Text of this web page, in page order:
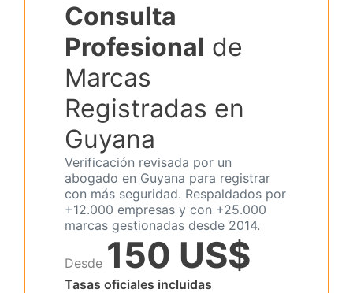
Consulta
Profesional de
Marcas
Registradas en
Guyana
Verificación revisada por un
abogado en Guyana para registrar
con más seguridad. Respaldados por
+12.000 empresas y con +25.000
marcas gestionadas desde 2014.
Desde 150 US$
Tasas oficiales incluidas